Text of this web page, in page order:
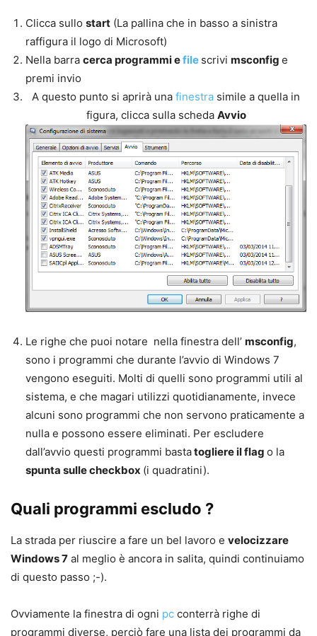
Clicca sullo start (La pallina che in basso a sinistra
raffigura il logo di Microsoft)
Nella barra cerca programmi efile scrivi msconfig e
premi invio
A questo punto si aprirà una finestra simile a quella in
figura, clicca sulla scheda Avvio
Le righe che puoi notare nella finestra dell’ msconfig,
sono i programmi che durante l’avvio di Windows 7
vengono eseguiti. Molti di quelli sono programmi utili al
sistema, e che magari utilizzi quotidianamente, invece
alcuni sono programmi che non servono praticamente a
nulla e possono essere eliminati. Per escludere
dall’avvio questi programmi bastatogliere il flag o la
spunta sulle checkbox (i quadratini).
Quali programmi escludo ?
La strada per riuscire a fare un bel lavoro e velocizzare
Windows 7 al meglio è ancora in salita, quindi continuiamo
di questo passo ;-).
Ovviamente la finestra di ogni pc conterrà righe di
programmi diverse, perciò fare una lista dei programmi da